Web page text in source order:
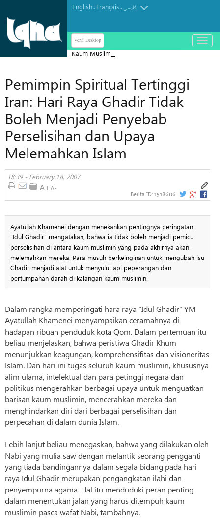
English. Français.فارسی
Versi Desktop
باز
و
Kaum Muslim dan Umat Hindu
orang Tertindas
Pemimpin Spiritual Tertinggi
Iran: Hari Raya Ghadir Tidak
Boleh Menjadi Penyebab
Perselisihan dan Upaya
Melemahkan Islam
18:39 - February 18, 2007
Berita ID: 1518606
Ayatullah Khamenei dengan menekankan pentingnya peringatan
“Idul Ghadir” mengatakan, bahwa ia tidak boleh menjadi pemicu
perselisihan di antara kaum muslimin yang pada akhirnya akan
melemahkan mereka. Para musuh berkeinginan untuk mengubah isu
Ghadir menjadi alat untuk menyulut api peperangan dan
pertumpahan darah di kalangan kaum muslimin.
Dalam rangka memperingati hara raya “Idul Ghadir” YM
Ayatullah Khamenei menyampaikan ceramahnya di
hadapan ribuan penduduk kota Qom. Dalam pertemuan itu
beliau menjelaskan, bahwa peristiwa Ghadir Khum
menunjukkan keagungan, komprehensifitas dan visioneritas
Islam. Dan hari ini tugas seluruh kaum muslimin, khususnya
alim ulama, intelektual dan para petinggi negara dan
politikus mengerahkan berbagai upaya untuk menguatkan
barisan kaum muslimin, mencerahkan mereka dan
menghindarkan diri dari berbagai perselisihan dan
perpecahan di dalam dunia Islam.
Lebih lanjut beliau menegaskan, bahwa yang dilakukan oleh
Nabi yang mulia saw dengan melantik seorang pengganti
yang tiada bandingannya dalam segala bidang pada hari
raya Idul Ghadir merupakan pengangkatan ilahi dan
penyempurna agama. Hal itu menduduki peran penting
dalam menentukan jalan yang harus ditempuh kaum
muslimin pasca wafat Nabi, tambahnya.